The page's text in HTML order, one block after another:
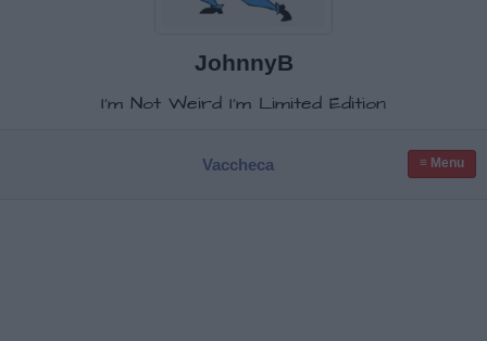
JohnnyB
I'm Not Weird I'm Limited Edition
Vaccheca ≡ Menu